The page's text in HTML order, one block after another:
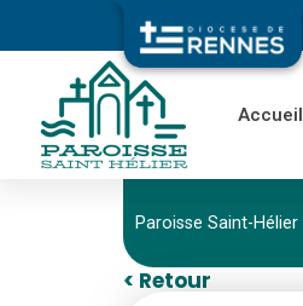
Accueil
Paroisse Saint-Hélier
< Retour